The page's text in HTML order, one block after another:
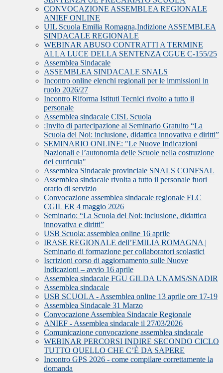
CONVOCAZIONE ASSEMBLEA REGIONALE
ANIEF ONLINE
UIL Scuola Emilia Romagna,Indizione ASSEMBLEA
SINDACALE REGIONALE
WEBINAR ABUSO CONTRATTI A TERMINE
ALLA LUCE DELLA SENTENZA CGUE C‑155/25
Assemblea Sindacale
ASSEMBLEA SINDACALE SNALS
Incontro online elenchi regionali per le immissioni in
ruolo 2026/27
Incontro Riforma Istituti Tecnici rivolto a tutto il
personale
Assemblea sindacale CISL Scuola
:Invito di partecipazione al Seminario Gratuito “La
Scuola del Noi: inclusione, didattica innovativa e diritti”
SEMINARIO ONLINE: "Le Nuove Indicazioni
Nazionali e l’autonomia delle Scuole nella costruzione
dei curricula"
Assemblea Sindacale provinciale SNALS CONFSAL
Assemblea sindacale rivolta a tutto il personale fuori
orario di servizio
Convocazione assemblea sindacale regionale FLC
CGIL ER 4 maggio 2026
Seminario: “La Scuola del Noi: inclusione, didattica
innovativa e diritti”
USB Scuola: assemblea online 16 aprile
IRASE REGIONALE dell’EMILIA ROMAGNA |
Seminario di formazione per collaboratori scolastici
Iscrizioni corso di aggiornamento sulle Nuove
Indicazioni – avvio 16 aprile
Assemblea sindacale FGU GILDA UNAMS/SNADIR
Assemblea sindacale
USB SCUOLA - Assemblea online 13 aprile ore 17-19
Assemblea Sindacale 31 Marzo
Convocazione Assemblea Sindacale Regionale
ANIEF - Assemblea sindacale il 27/03/2026
Comunicazione convocazione assemblea sindacale
WEBINAR PERCORSI INDIRE SECONDO CICLO
TUTTO QUELLO CHE C’È DA SAPERE
Incontro GPS 2026 - come compilare correttamente la
domanda